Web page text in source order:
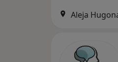
Aleja